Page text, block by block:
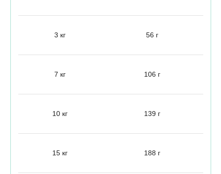
3 кг 56 г
7 кг 106 г
10 кг 139 г
15 кг 188 г